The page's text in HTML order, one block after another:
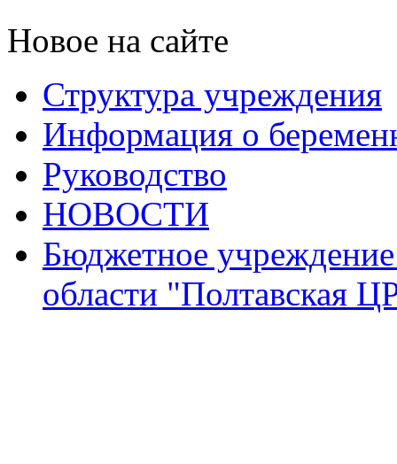
Новое на сайте
Структура учреждения
Информация о
Руководство
НОВОСТИ
Бюджетное
области "Полтавская